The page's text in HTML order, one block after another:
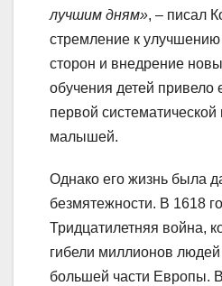
лучшим дням», – писал
стремление к
сторон и внедрение
обучения детей привело
первой
малышей.
Однако его жизнь была
безмятежности. В 1618
Тридцатилетняя война,
гибели миллионов
большей части Европы.